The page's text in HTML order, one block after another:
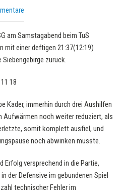
am Samstagabend beim TuS
mit einer deftigen 21:37(12:19)
zurück.
Kader, immerhin durch drei Aushilfen
Aufwärmen noch weiter reduziert, als
somit komplett ausfiel, und
noch abwinken musste.
Erfolg versprechend in die Partie,
der Defensive im gebundenen Spiel
technischer Fehler im